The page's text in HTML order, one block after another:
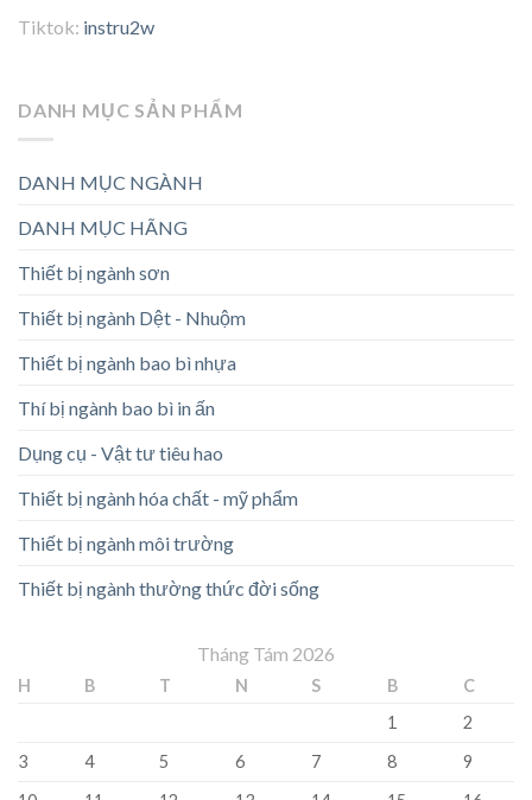
Tiktok: instru2w
DANH MỤC SẢN PHẨM
DANH MỤC NGÀNH
DANH MỤC HÃNG
Thiết bị ngành sơn
Thiết bị ngành Dệt - Nhuộm
Thiết bị ngành bao bì nhựa
Thí bị ngành bao bì in ấn
Dụng cụ - Vật tư tiêu hao
Thiết bị ngành hóa chất - mỹ phẩm
Thiết bị ngành môi trường
Thiết bị ngành thường thức đời sống
Tháng Tám 2026
H B T N S B
C
1
2
3
4 5 6 7 8
9